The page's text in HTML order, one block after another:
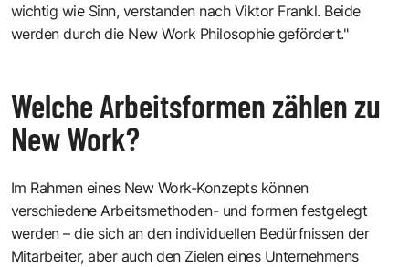
wichtig wie Sinn, verstanden nach Viktor Frankl. Beide
werden durch die New Work Philosophie gefördert."
Welche Arbeitsformen zählen zu
New Work?
Im Rahmen eines New Work-Konzepts können
verschiedene Arbeitsmethoden- und formen festgelegt
werden – die sich an den individuellen Bedürfnissen der
Mitarbeiter, aber auch den Zielen eines Unternehmens